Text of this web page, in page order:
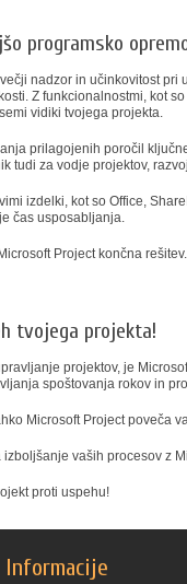
programsko
nadzor in učinkovitost
Z funkcionalnostmi, kot
vidiki tvojega projekta.
prilagojenih poročil
tudi za vodje projektov,
izdelki, kot so Office,
čas usposabljanja.
Project končna
tvojega projekta!
projektov, je
spoštovanja rokov in
Microsoft Project poveča
vaših procesov z
proti uspehu!
Informacije